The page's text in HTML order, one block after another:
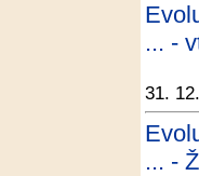
... -
31.
... -